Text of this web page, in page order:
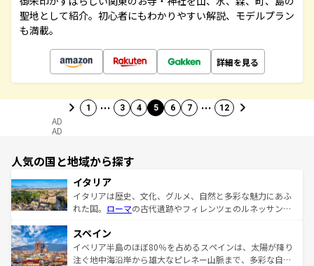
聖地として紹介。初心者にもわかりやすい解説、モデルプラン
も満載。
詳細を見る
1 … 3 4 5 6 7 … 12
AD
AD
人気の国と地域から探す
イタリア
イタリアは歴史、文化、グルメ、自然と多彩な魅力にあふ
れた国。 ローマの古代遺跡やフィレンツェのルネッサンス
ろん、トスカーナの美しい田園風景やアマルフィ海岸の絶
景など、自然景観も見逃せない。観光の合間には、本場の
ピザやパスタなど、絶品のイタリア料理を堪能することも
スペイン
イベリア半島のほぼ80％を占めるスペインは、太陽が降り
注ぐ地中海沿岸から雄大なピレネー山脈まで、多彩な自然